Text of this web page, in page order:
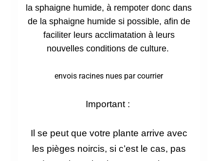
la sphaigne humide, à rempoter donc dans
de la sphaigne humide si possible, afin de
faciliter leurs acclimatation à leurs
nouvelles conditions de culture.
envois racines nues par courrier
Important :
Il se peut que votre plante arrive avec
les pièges noircis, si c’est le cas, pas